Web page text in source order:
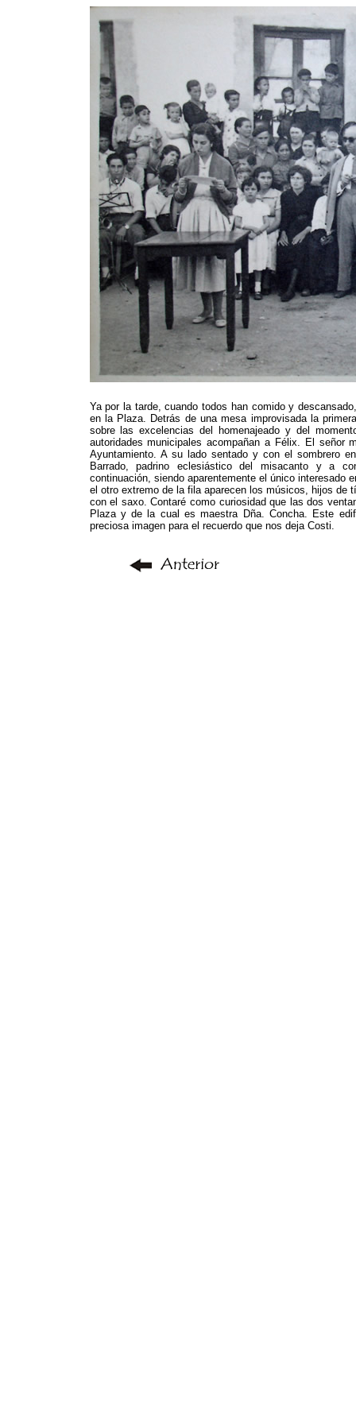
Ya por la tarde, cuando todos han comido y
en la Plaza. Detrás de una mesa improvisada la
sobre las excelencias del homenajeado y del
autoridades municipales acompañan a Félix. El
Ayuntamiento. A su lado sentado y con el sombrero
Barrado, padrino eclesiástico del misacanto y a
continuación, siendo aparentemente el único interesado
el otro extremo de la fila aparecen los músicos, hijos de
con el saxo. Contaré como curiosidad que las dos
Plaza y de la cual es maestra Dña. Concha. Este
preciosa imagen para el recuerdo que nos deja Costi.